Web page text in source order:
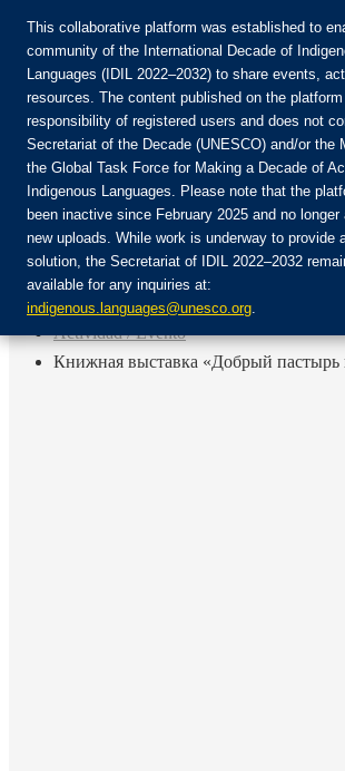
Únete a la comunidad:
Login
ES
EN
FR
RU
Inicio
Actividad / Evento
Книжная выставка «Добрый
This collaborative platform was established to
community of the International Decade of
Languages (IDIL 2022–2032) to share events,
resources. The content published on the
responsibility of registered users and does not
Secretariat of the Decade (UNESCO) and/or the
the Global Task Force for Making a Decade of
Indigenous Languages. Please note that the
been inactive since February 2025 and no longer
new uploads. While work is underway to provide
solution, the Secretariat of IDIL 2022–2032
available for any inquiries at:
indigenous.languages@unesco.org.